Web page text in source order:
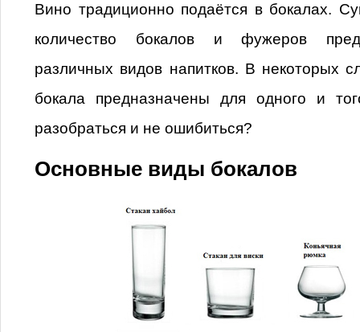
Вино традиционно подаётся в бокалах.
количество бокалов и фужеров
различных видов напитков. В некоторых
бокала предназначены для одного и
разобраться и не ошибиться?
Основные виды бокалов